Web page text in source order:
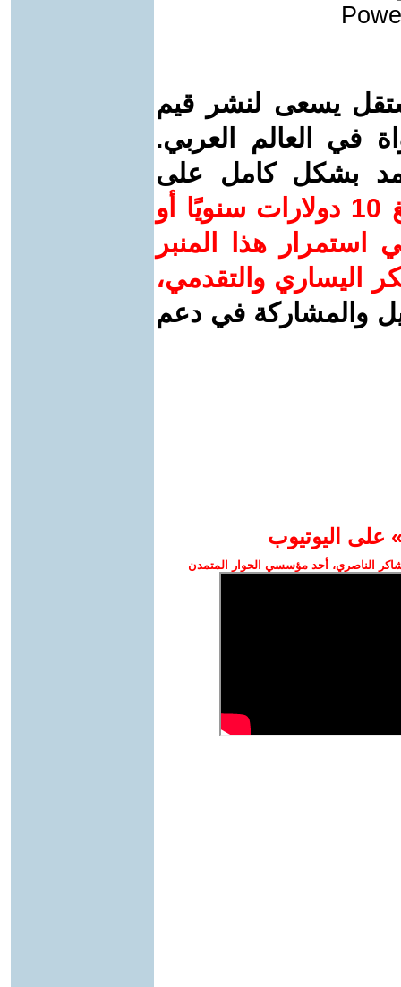
يسعى لنشر قيم
في العالم العربي.
بشكل كامل على
ساهم/ي معنا! بدعمكم بمبلغ 10 دولارات سنويًا أو
هذا المنبر
اليساري والتقدمي،
والمشاركة في دعم
على اليوتيوب
الناصري، أحد مؤسسي الحوار المتمدن